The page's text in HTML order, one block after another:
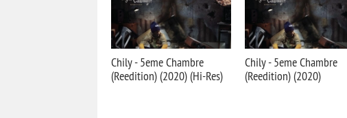
Chily - 5eme Chambre
(Reedition) (2020) (Hi-Res)
Chily - 5eme Chambre
(Reedition) (2020)